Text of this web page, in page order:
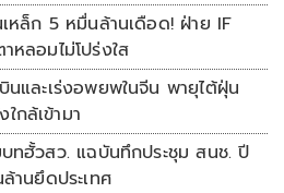
หล็ก 5 หมื่นล้านเดือด! ฝ่าย IF
หลอมไม่โปร่งใส
นและเร่งอพยพในจีน พายุไต้ฝุ่น
กล้เข้ามา
ทฮั้วสว. แฉบันทึกประชุม สนช. ปี
านยึดประเทศ